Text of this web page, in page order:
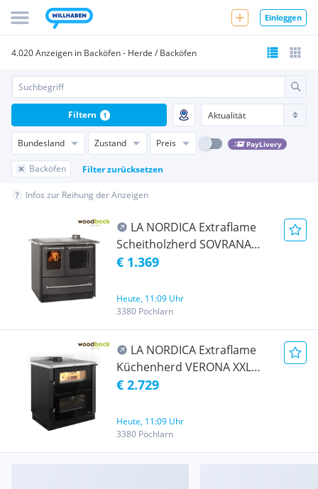
Einloggen
4.020 Anzeigen in Backöfen - Herde / Backöfen
Bundesland Zustand Preis PayLivery
Backöfen Filter zurücksetzen
Filtern 1
Infos zur Reihung der Anzeigen
LA NORDICA Extraflame
Scheitholzherd SOVRANA
EASY EVO 2.0
€ 1.369
Heute, 11:09 Uhr
3380 Pöchlarn
LA NORDICA Extraflame
Küchenherd VERONA XXL
schwarz
€ 2.729
Heute, 11:09 Uhr
3380 Pöchlarn